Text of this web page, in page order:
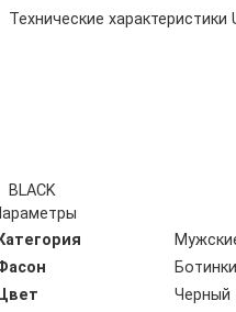
Технические характеристики
BLACK
Ботинки
Черный